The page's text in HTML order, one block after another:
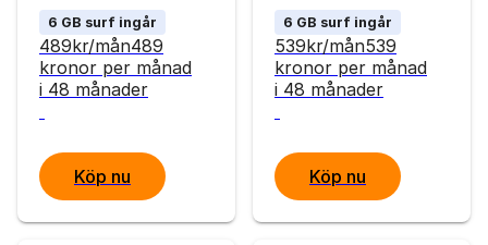
6 GB surf ingår
489kr/mån489
kronor per månad
i 48 månader
Köp nu
6 GB surf ingår
539kr/mån539
kronor per månad
i 48 månader
Köp nu